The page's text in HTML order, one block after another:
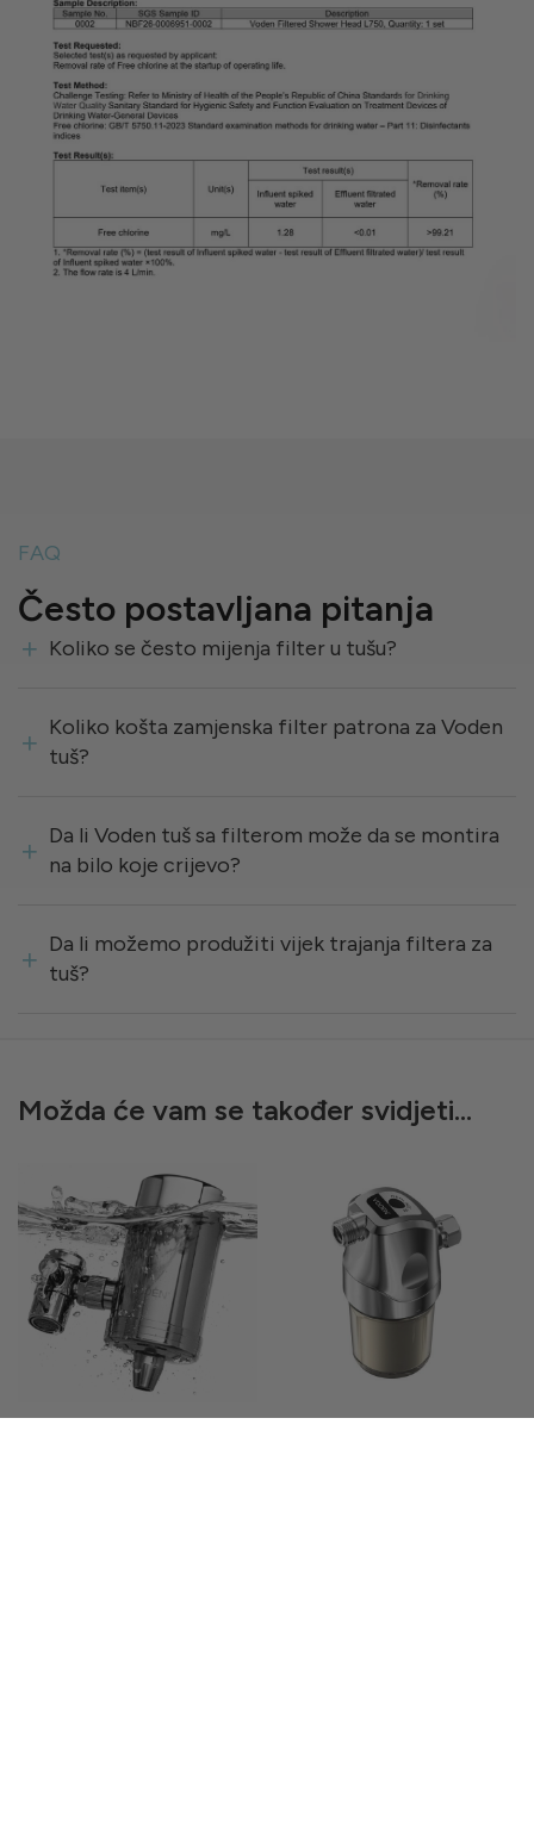
FAQ
Često postavljana pitanja
Koliko se često mijenja filter u tušu?
Koliko košta zamjenska filter patrona za Voden
tuš?
Da li Voden tuš sa filterom može da se montira
na bilo koje crijevo?
Da li možemo produžiti vijek trajanja filtera za
tuš?
Možda će vam se također svidjeti…